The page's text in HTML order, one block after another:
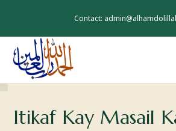
Contact:
Itikaf Kay Masail